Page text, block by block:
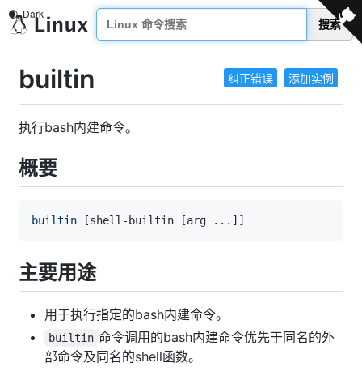
搜索
纠正错误 添加实例
builtin
执行bash内建命令。
概要
builtin [shell-builtin [arg .. . ] ]
主要用途
用于执行指定的bash内建命令。
builtin 命令调用的bash内建命令优先于同名的外
部命令及同名的shell函数。